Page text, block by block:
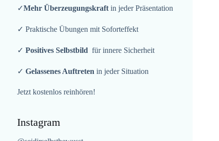
✓Mehr Überzeugungskraft in jeder Präsentation
✓ Praktische Übungen mit Soforteffekt
✓ Positives Selbstbild für innere Sicherheit
✓ Gelassenes Auftreten in jeder Situation
Jetzt kostenlos reinhören!
Instagram